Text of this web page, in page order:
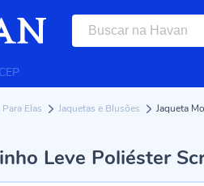
Para Elas Jaquetas e Blusões Jaqueta
Leve Poliéster